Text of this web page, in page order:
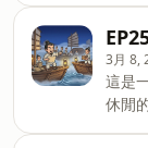
知道分
也比較少見。
3月 8,
這是
休閒的